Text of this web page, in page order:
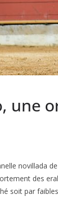
une
novillada de
des
soit par